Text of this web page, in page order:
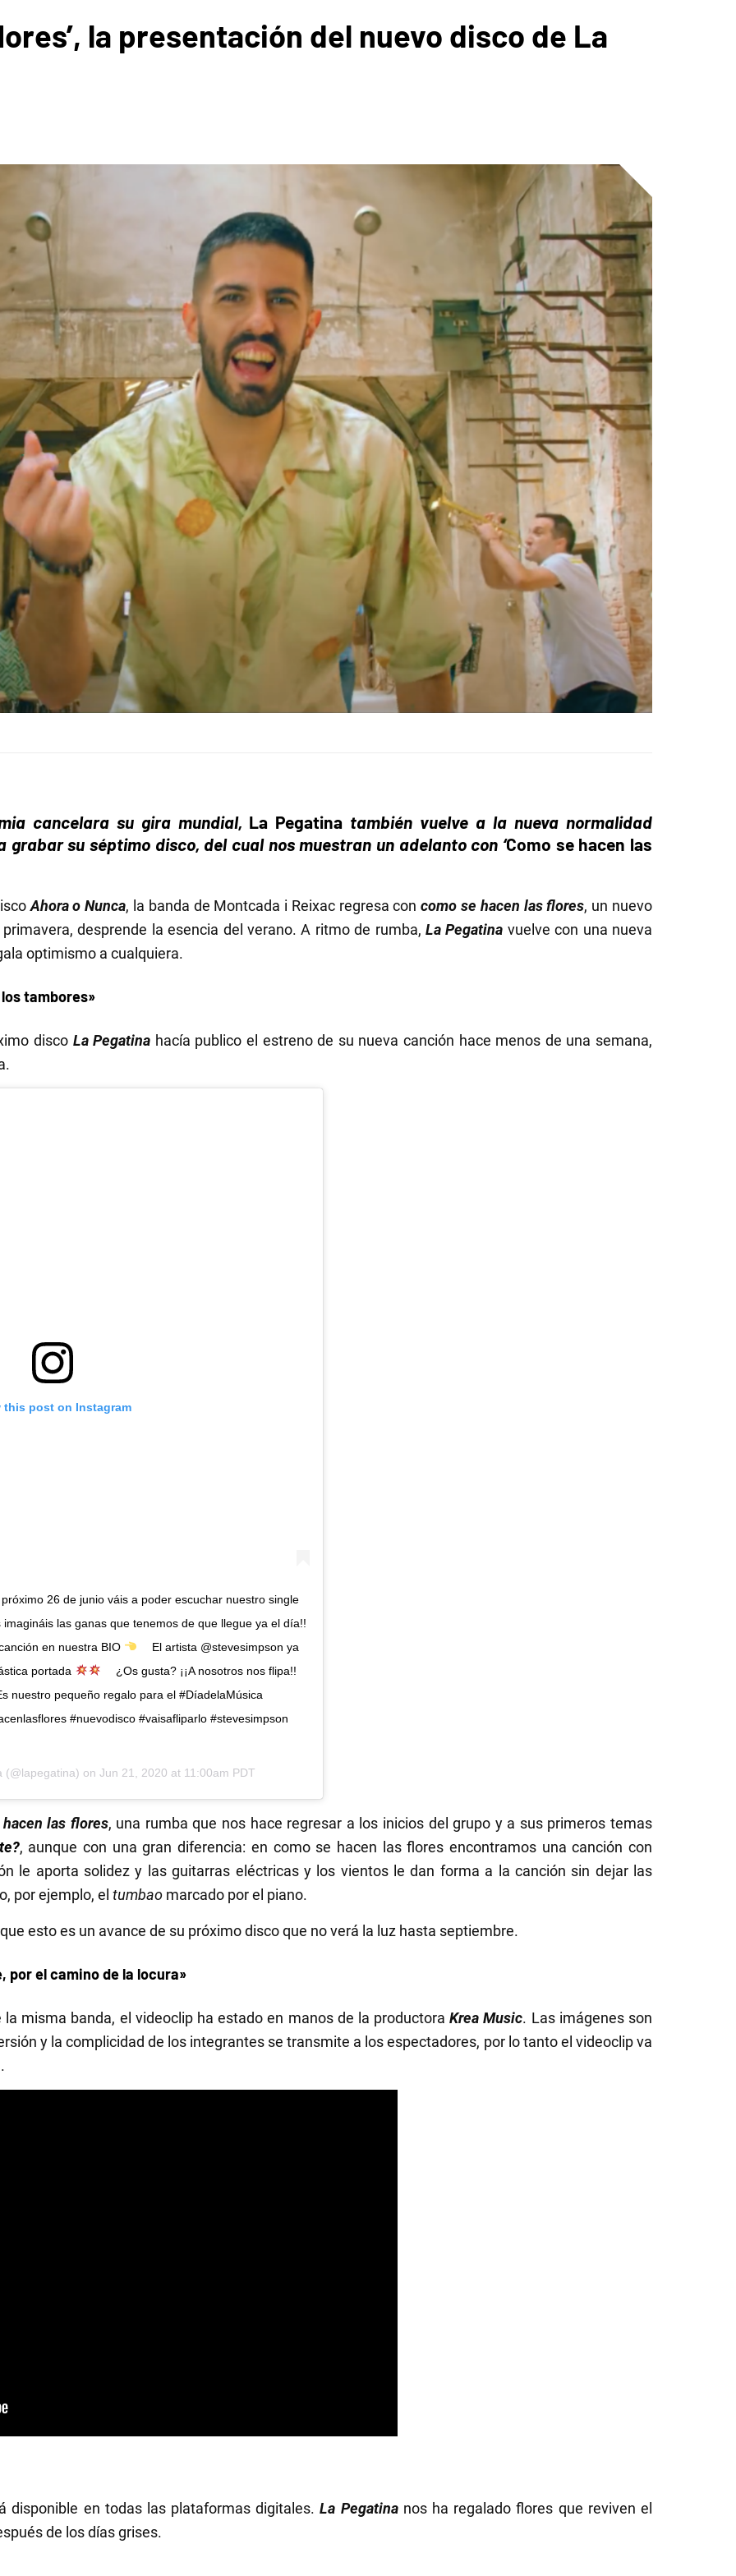
la presentación del nuevo disco de La
cancelara su gira mundial, La Pegatina también vuelve a la nueva normalidad
su séptimo disco, del cual nos muestran un adelanto con ‘Como se hacen las
Ahora o Nunca, la banda de Montcada i Reixac regresa concomo se hacen las flores, un nuevo
desprende la esencia del verano. A ritmo de rumba, La Pegatina vuelve con una nueva
optimismo a cualquiera.
tambores»
disco La Pegatina hacía publico el estreno de su nueva canción hace menos de una semana,
this post on Instagram
26 de junio váis a poder escuchar nuestro single
las ganas que tenemos de que llegue ya el día!!
en nuestra BIO
⁣ ⁣⠀ El artista @stevesimpson ya
portada
⁣ ⁣⠀ ¿Os gusta? ¡¡A nosotros nos flipa!!
nuestro pequeño regalo para el #DíadelaMúsica ⁣ ⁣⠀
#nuevodisco #vaisafliparlo #stevesimpson
(@lapegatina) on Jun 21, 2020 at 11:00am PDT
las flores, una rumba que nos hace regresar a los inicios del grupo y a sus primeros temas
, aunque con una gran diferencia: en como se hacen las flores encontramos una canción con
le aporta solidez y las guitarras eléctricas y los vientos le dan forma a la canción sin dejar las
por ejemplo, el tumbao marcado por el piano.
esto es un avance de su próximo disco que no verá la luz hasta septiembre.
por el camino de la locura»
la misma banda, el videoclip ha estado en manos de la productoraKrea Music. Las imágenes son
y la complicidad de los integrantes se transmite a los espectadores, por lo tanto el videoclip va
disponible en todas las plataformas digitales.La Pegatinanos ha regalado flores que reviven el
de los días grises.